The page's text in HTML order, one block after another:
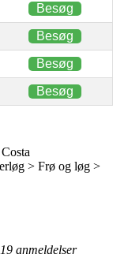
Besøg
Besøg
Besøg
Besøg
> Frø og løg >
19 anmeldelser